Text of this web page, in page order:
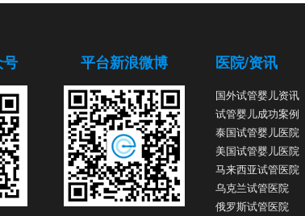
平台新浪微博 医院/资讯
国外试管婴儿资讯
试管婴儿成功案例
泰国试管婴儿医院
美国试管婴儿医院
马来西亚试管医院
乌克兰试管医院
俄罗斯试管医院